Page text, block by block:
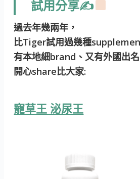
試用分享✍
過去年幾兩年，
比Tiger試用過幾種
有本地細brand、又有外國出名
開心share比大家:
寵草王 泌尿王